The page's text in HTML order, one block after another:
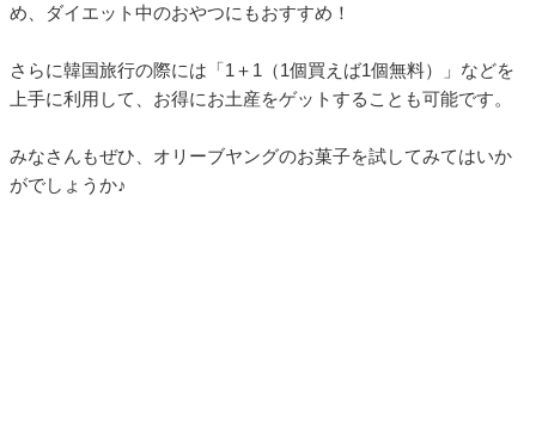
め、ダイエット中のおやつにもおすすめ！
さらに韓国旅行の際には「1＋1（1個買えば1個無料）」などを
上手に利用して、お得にお土産をゲットすることも可能です。
みなさんもぜひ、オリーブヤングのお菓子を試してみてはいか
がでしょうか♪